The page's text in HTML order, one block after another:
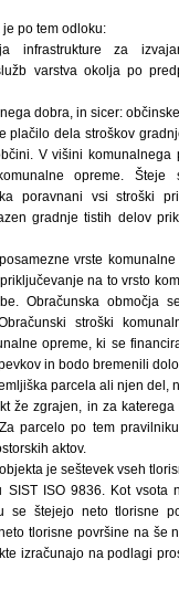
po tem odloku:
infrastrukture za
varstva okolja po
dobra, in sicer: občinske
plačilo dela stroškov
V višini komunalnega
opreme.
poravnani vsi stroški
gradnje tistih delov
vrste
na to vrsto
Obračunska območja
stroški
opreme, ki se
in bodo bremenili
parcela ali njen del,
že zgrajen, in za
parcelo po tem
aktov.
je seštevek vseh
SIST ISO 9836. Kot vsota
se štejejo neto tlorisne
tlorisne površine na še
izračunajo na podlagi